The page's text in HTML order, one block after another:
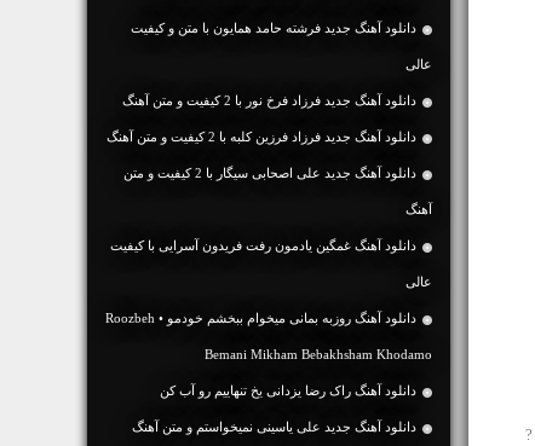
?
دانلود آهنگ جديد فرشته حامد همایون با متن و کیفیت
عالی
دانلود آهنگ جديد فرزاد فرخ نور با 2 کیفیت و متن آهنگ
دانلود آهنگ جديد فرزاد فرزین کلبه با 2 کیفیت و متن آهنگ
دانلود آهنگ جديد علی اصحابی سیگار با 2 کیفیت و متن
آهنگ
دانلود آهنگ غمگین یادمون رفت فریدون آسرایی با کیفیت
عالی
دانلود آهنگ روزبه بمانی میخوام ببخشم خودمو • Roozbeh
Bemani Mikham Bebakhsham Khodamo
دانلود آهنگ راک رضا یزدانی یخ تنهاییم رو آب کن
دانلود آهنگ جديد علی یاسینی نمیخواستم و متن آهنگ